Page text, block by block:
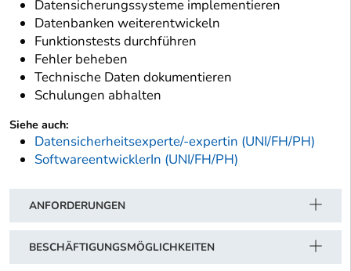
Datensicherungssysteme implementieren
Datenbanken weiterentwickeln
Funktionstests durchführen
Fehler beheben
Technische Daten dokumentieren
Schulungen abhalten
Siehe auch:
Datensicherheitsexperte/-expertin (UNI/FH/PH)
SoftwareentwicklerIn (UNI/FH/PH)
ANFORDERUNGEN
BESCHÄFTIGUNGSMÖGLICHKEITEN